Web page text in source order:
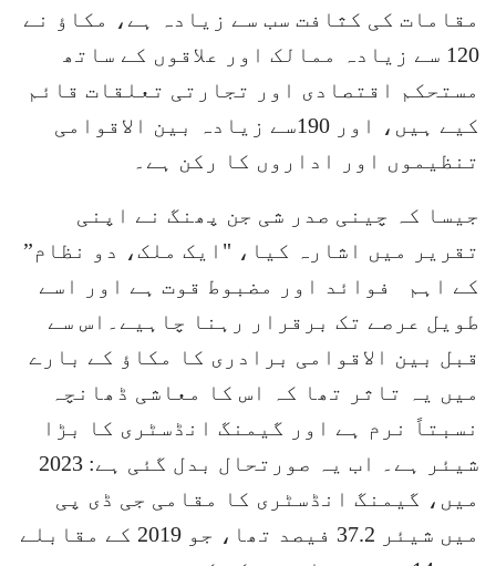
مقامات کی کثافت سب سے زیادہ ہے، مکاؤ نے
120 سے زیادہ ممالک اور علاقوں کے ساتھ
مستحکم اقتصادی اور تجارتی تعلقات قائم
کیے ہیں، اور 190سے زیادہ بین الاقوامی
تنظیموں اور اداروں کا رکن ہے۔
جیسا کہ چینی صدر شی جن پھنگ نے اپنی
تقریر میں اشارہ کیا، "ایک ملک، دو نظام”
کے اہم فوائد اور مضبوط قوت ہے اور اسے
طویل عرصے تک برقرار رہنا چاہیے۔اس سے
قبل بین الاقوامی برادری کا مکاؤ کے بارے
میں یہ تاثر تھا کہ اس کا معاشی ڈھانچہ
نسبتاً نرم ہے اور گیمنگ انڈسٹری کا بڑا
شیئر ہے۔ اب یہ صورتحال بدل گئی ہے: 2023
میں، گیمنگ انڈسٹری کا مقامی جی ڈی پی
میں شیئر 37.2 فیصد تھا، جو 2019 کے مقابلے